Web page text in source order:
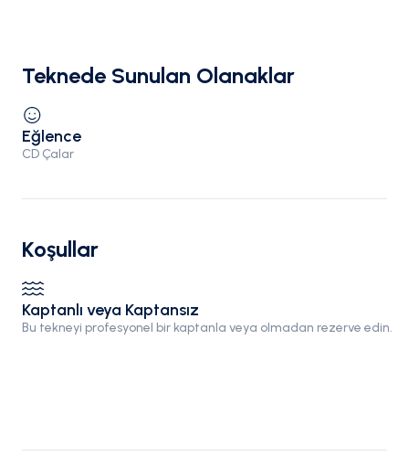
Teknede Sunulan Olanaklar
Eğlence
CD Çalar
Koşullar
Kaptanlı veya Kaptansız
Bu tekneyi profesyonel bir kaptanla veya olmadan rezerve edin.